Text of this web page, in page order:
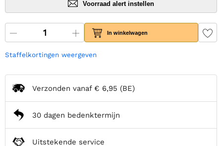
Voorraad alert instellen
In winkelwagen
Staffelkortingen weergeven
Verzonden vanaf € 6,95 (BE)
30 dagen bedenktermijn
Uitstekende service